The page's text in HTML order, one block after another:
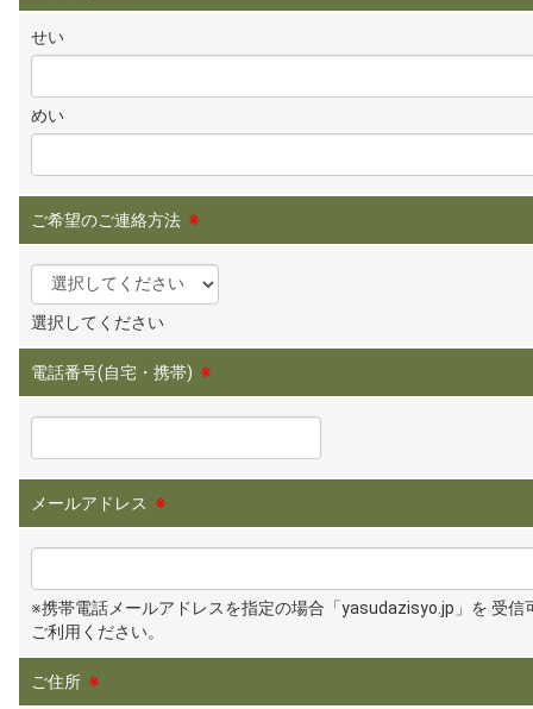
せい
めい
ご希望のご連絡方法 ※
選択してください
電話番号(自宅・携帯) ※
メールアドレス ※
※携帯電話メールアドレスを指定の場合「yasudazisyo.jp」を 受信
ご利用ください。
ご住所 ※